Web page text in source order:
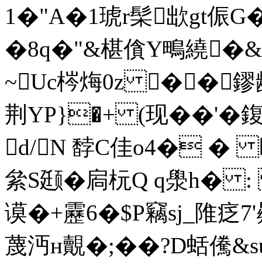
1�"A�1琥r髤欪gt侲
�8q�"&椹僋Y鴫繞
~Uc梣烸0z ��鏐
荆YP}�+ (现��'�
d/N 馞C佳o4� �
絫S颋�扄杬Q q澩
谟�+靂6�$P竊sj_陮疺
蔑沔н覿�;��?D蛞儯